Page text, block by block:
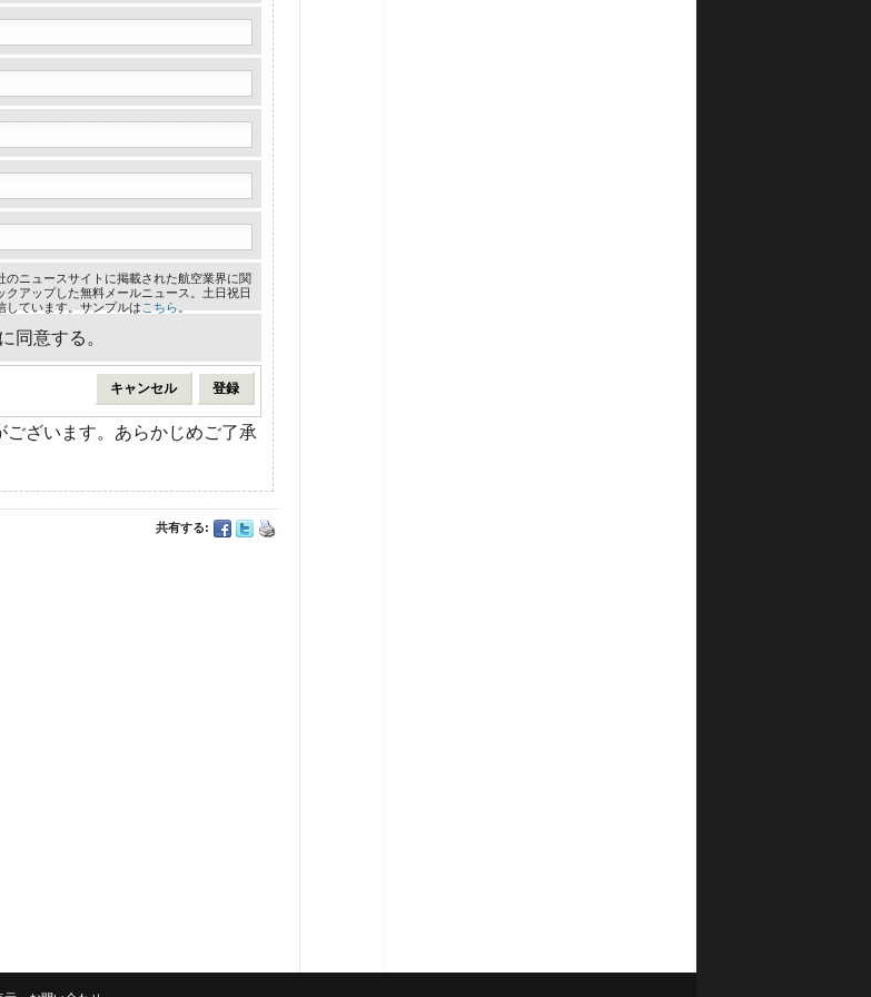
に同意する。
のニュースサイトに掲載された航空業界に関
クアップした無料メールニュース。土日祝日
しています。サンプルは こちら
ざいます。あらかじめご了承
共有する: